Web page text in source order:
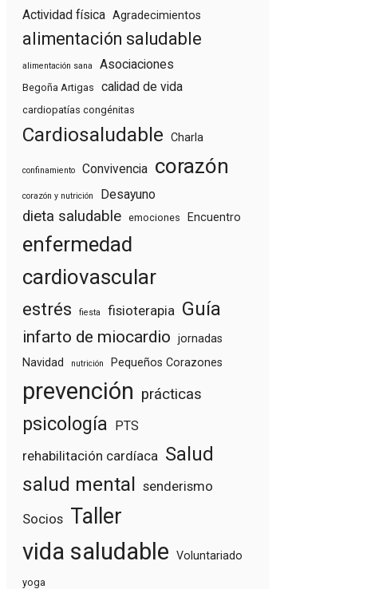
Actividad física Agradecimientos
alimentación saludable
alimentación sana Asociaciones
Begoña Artigas calidad de vida
cardiopatías congénitas
Cardiosaludable Charla
confinamiento Convivencia corazón
corazón y nutrición Desayuno
dieta saludable emociones Encuentro
enfermedad
cardiovascular
estrés fiesta fisioterapia Guía
infarto de miocardio
jornadas
Navidad
nutrición Pequeños Corazones
prevención prácticas
psicología PTS
rehabilitación cardíaca Salud
salud mental senderismo
Socios Taller
vida saludable Voluntariado
yoga